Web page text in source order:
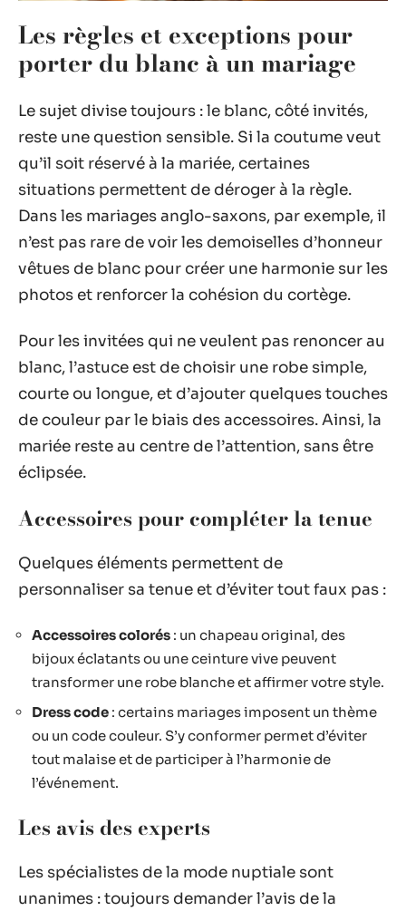
Les règles et exceptions pour
porter du blanc à un mariage
Le sujet divise toujours : le blanc, côté invités,
reste une question sensible. Si la coutume veut
qu’il soit réservé à la mariée, certaines
situations permettent de déroger à la règle.
Dans les mariages anglo-saxons, par exemple, il
n’est pas rare de voir les demoiselles d’honneur
vêtues de blanc pour créer une harmonie sur les
photos et renforcer la cohésion du cortège.
Pour les invitées qui ne veulent pas renoncer au
blanc, l’astuce est de choisir une robe simple,
courte ou longue, et d’ajouter quelques touches
de couleur par le biais des accessoires. Ainsi, la
mariée reste au centre de l’attention, sans être
éclipsée.
Accessoires pour compléter la tenue
Quelques éléments permettent de
personnaliser sa tenue et d’éviter tout faux pas :
Accessoires colorés : un chapeau original, des
bijoux éclatants ou une ceinture vive peuvent
transformer une robe blanche et affirmer votre style.
Dress code : certains mariages imposent un thème
ou un code couleur. S’y conformer permet d’éviter
tout malaise et de participer à l’harmonie de
l’événement.
Les avis des experts
Les spécialistes de la mode nuptiale sont
unanimes : toujours demander l’avis de la